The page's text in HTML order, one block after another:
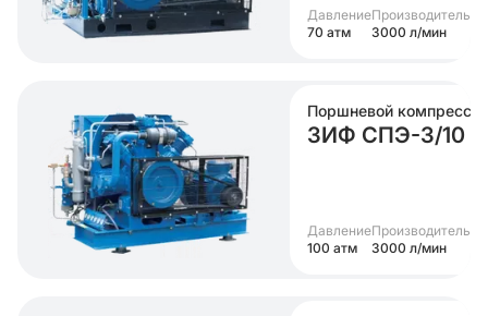
Давление
70 атм
3000 л/мин
Поршневой
ЗИФ СПЭ-3/10
Давление
100 атм
3000 л/мин